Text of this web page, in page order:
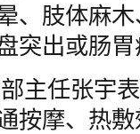
、肢体麻
突出或肠
主任张宇
按摩、热